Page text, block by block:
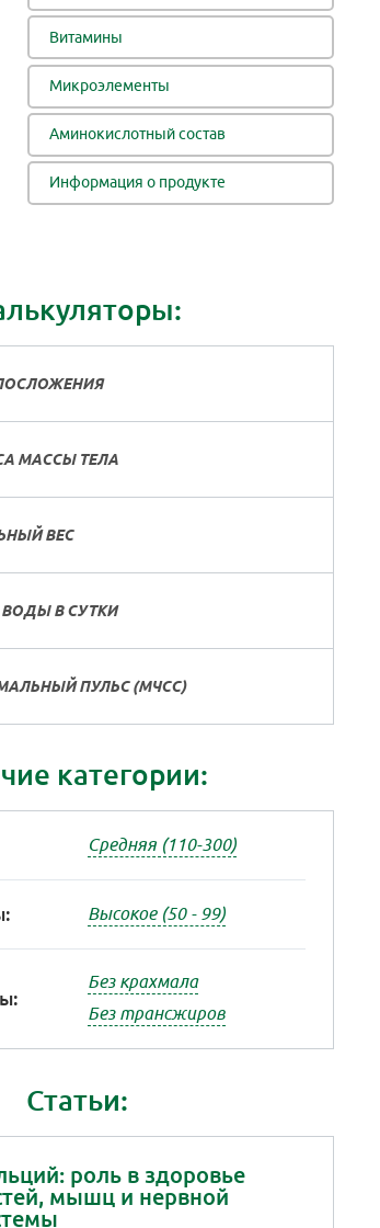
Витамины
Микроэлементы
Аминокислотный состав
Информация о продукте
МАССЫ ТЕЛА
ВЕС
В СУТКИ
ПУЛЬС (МЧСС)
категории:
Средняя (110-300)
Высокое (50 - 99)
Без крахмала
Без трансжиров
Статьи:
роль в здоровье
мышц и нервной